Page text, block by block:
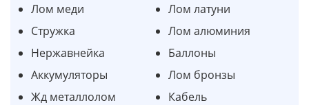
Лом меди
Лом латуни
Стружка
Лом алюминия
Нержавнейка
Баллоны
Аккумуляторы
Лом бронзы
Жд металлолом
Кабель